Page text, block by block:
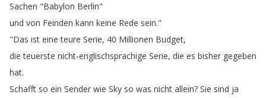
Sachen "Babylon Berlin"
und von Feinden kann keine Rede sein."
"Das ist eine teure Serie, 40 Millionen Budget,
die teuerste nicht-englischsprachige Serie, die es bisher gegeben
hat.
Schafft so ein Sender wie Sky so was nicht allein? Sie sind ja